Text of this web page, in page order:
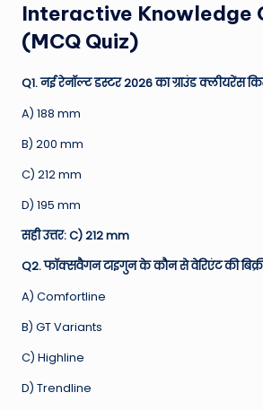
Interactive Knowledge
(MCQ Quiz)
Q1. नई रेनॉल्ट डस्टर 2026 का ग्राउंड क्लीयरेंस
A) 188 mm
B) 200 mm
C) 212 mm
D) 195 mm
सही उत्तर: C) 212 mm
Q2. फॉक्सवैगन टाइगुन के कौन से वेरिएंट की
A) Comfortline
B) GT Variants
C) Highline
D) Trendline